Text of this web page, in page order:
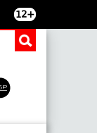
12+